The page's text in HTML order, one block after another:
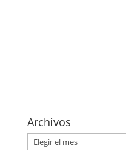
Archivos
Archivos